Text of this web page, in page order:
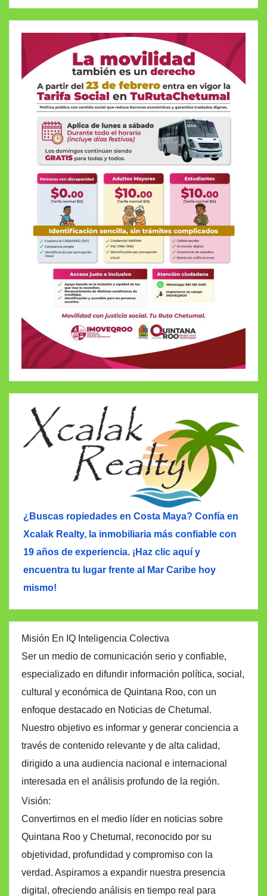
¿Buscas ropiedades en Costa Maya? Confía en
Xcalak Realty, la inmobiliaria más confiable con
19 años de experiencia. ¡Haz clic aquí y
encuentra tu lugar frente al Mar Caribe hoy
mismo!
Misión En IQ Inteligencia Colectiva
Ser un medio de comunicación serio y confiable,
especializado en difundir información política, social,
cultural y económica de Quintana Roo, con un
enfoque destacado en Noticias de Chetumal.
Nuestro objetivo es informar y generar conciencia a
través de contenido relevante y de alta calidad,
dirigido a una audiencia nacional e internacional
interesada en el análisis profundo de la región.
Visión:
Convertirnos en el medio líder en noticias sobre
Quintana Roo y Chetumal, reconocido por su
objetividad, profundidad y compromiso con la
verdad. Aspiramos a expandir nuestra presencia
digital, ofreciendo análisis en tiempo real para